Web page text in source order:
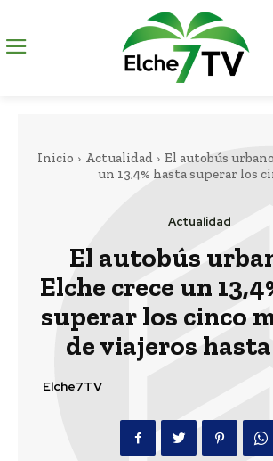
Inicio Actualidad
El autobús
un 13,4% hasta superar los
Actualidad
El autobús
Elche crece un
superar los cinco
de viajeros
Elche7TV